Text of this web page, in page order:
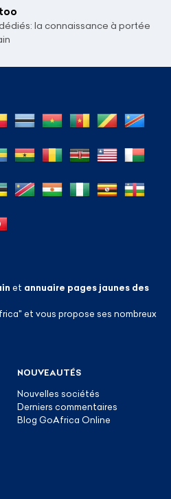
la connaissance à portée
et annuaire pages jaunes des
et vous propose ses nombreux
NOUVEAUTÉS
Nouvelles sociétés
Derniers commentaires
Blog GoAfrica Online